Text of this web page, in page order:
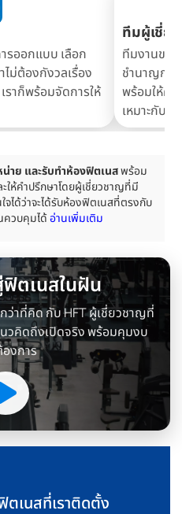
รออกแบบ เลือก
ม่ต้องกังวลเรื่อง
ราก็พร้อมจัดการให้
ทีมผู้เชี่ย
ทีมงานขอ
ชำนาญกา
พร้อมให้คำ
เหมาะกับคุ
าย และรับทำห้องฟิตเนสพร้อม
ให้คำปรึกษาโดยผู้เชี่ยวชาญที่มี
ได้ว่าจะได้รับห้องฟิตเนสที่ตรงกับ
ควบคุมได้อ่านเพิ่มเติม
ตเนสในฝัน
าที่คิด กับ HFT ผู้เชี่ยวชาญที่
คิดถึงเปิดจริง พร้อมคุมงบ
งการ
เนสที่เราติดตั้ง